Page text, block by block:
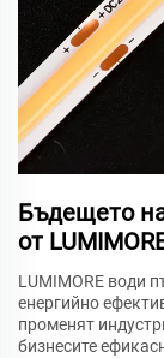
Бъдещето
от
LUMIMORE води
енергийно
променят
бизнесите